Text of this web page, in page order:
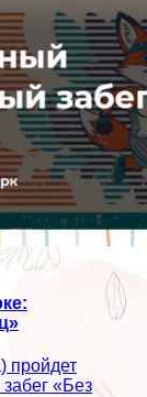
пройдет
«Без